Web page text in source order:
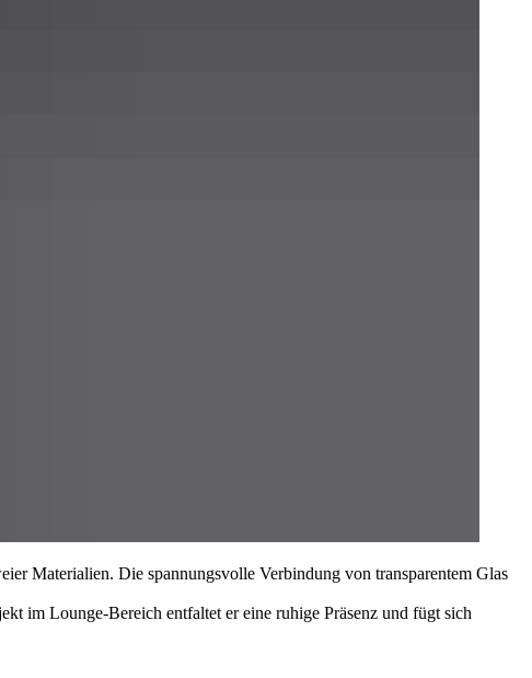
Materialien. Die spannungsvolle Verbindung von transparentem Glas
im Lounge-Bereich entfaltet er eine ruhige Präsenz und fügt sich